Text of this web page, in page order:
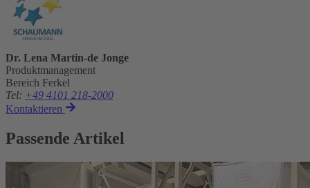
Dr. Lena Martin-de Jonge
Produktmanagement
Bereich Ferkel
Tel: +49 4101 218-2000
Kontaktieren
Passende Artikel